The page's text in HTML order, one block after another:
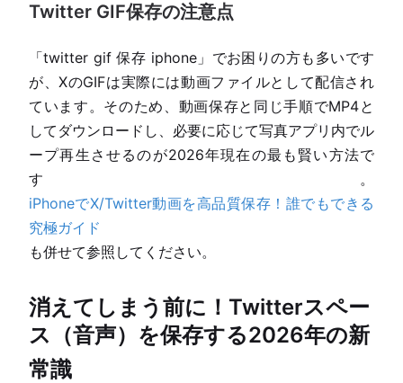
Twitter GIF保存の注意点
「twitter gif 保存 iphone」でお困りの方も多いです
が、XのGIFは実際には動画ファイルとして配信され
ています。そのため、動画保存と同じ手順でMP4と
してダウンロードし、必要に応じて写真アプリ内でル
ープ再生させるのが2026年現在の最も賢い方法で
す。
iPhoneでX/Twitter動画を高品質保存！誰でもできる
究極ガイド
も併せて参照してください。
消えてしまう前に！Twitterスペー
ス（音声）を保存する2026年の新
常識